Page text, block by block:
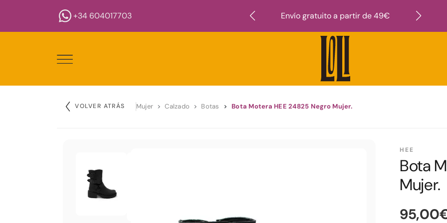
+34 604017703 Envío gratuito a partir de 49€
VOLVER ATRÁS Mujer Calzado Botas Bota Motera HEE 24825 Negro Mujer.
HEE
Bota
Mujer.